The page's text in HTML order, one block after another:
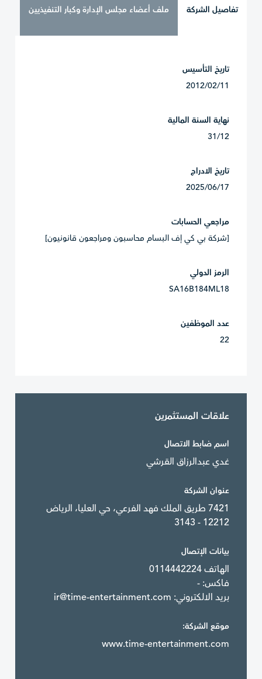
تفاصيل الشركة ملف أعضاء مجلس الإدارة وكبار التنفيذيين
تاريخ التأسيس
2012/02/11
نهاية السنة المالية
31/12
تاريخ الادراج
2025/06/17
مراجعي الحسابات
[شركة بي كي إف البسام محاسبون ومراجعون قانونيون]
الرمز الدولي
SA16B184ML18
عدد الموظفين
22
علاقات المستثمرين
اسم ضابط الاتصال
غدي عبدالرزاق القرشي
عنوان الشركة
7421 طريق الملك فهد الفرعي، حي العليا، الرياض
12212 - 3143
بيانات الإتصال
الهاتف 0114442224
فاكس: -
بريد الالكتروني: ir@time-entertainment.com
موقع الشركة:
www.time-entertainment.com